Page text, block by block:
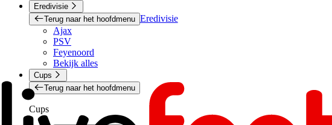
Eredivisie
Terug naar het hoofdmenu Eredivisie
Ajax
PSV
Feyenoord
Bekijk alles
Cups
Terug naar het hoofdmenu
Cups